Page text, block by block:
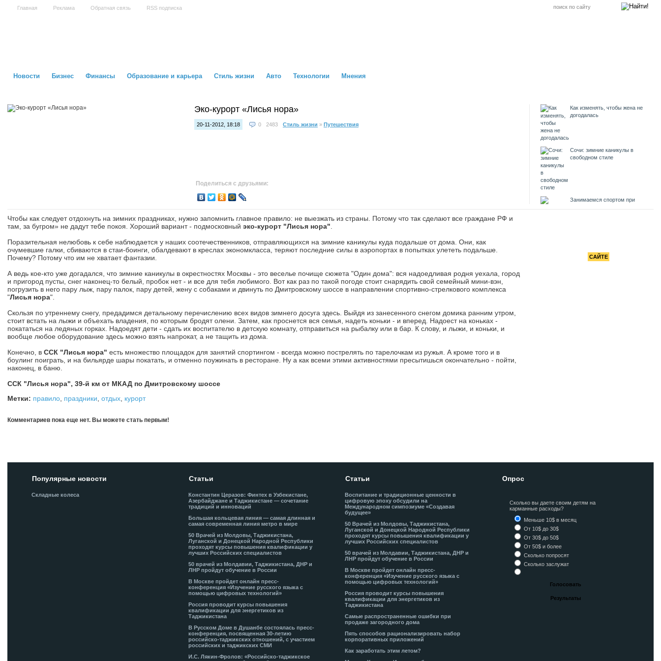
Главная Реклама Обратная связь RSS подписка
Новости Бизнес Финансы Образование и карьера Стиль жизни Авто Технологии Мнения
Эко-курорт «Лисья нора»
20-11-2012, 18:18 0 2483 Стиль жизни » Путешествия
Поделиться с друзьями:
Как изменять, чтобы жена не
догодалась
Сочи: зимние каникулы в
свободном стиле
Занимаемся спортом при
Чтобы как следует отдохнуть на зимних праздниках, нужно запомнить главное правило: не выезжать из страны. Потому что так сделают все граждане РФ и
там, за бугром» не дадут тебе покоя. Хороший вариант - подмосковный эко-курорт "Лисья нора"
Поразительная нелюбовь к себе наблюдается у наших соотечественников, отправляющихся на зимние каникулы куда подальше от дома. Они, как
очумевшие галки, сбиваются в стаи-боинги, обалдевают в креслах экономкласса, теряют последние силы в аэропортах в попытках улететь подальше.
Почему? Потому что им не хватает фантазии.
А ведь кое-кто уже догадался, что зимние каникулы в окрестностях Москвы - это веселье почище сюжета "Один дома": вся надоедливая родня уехала, город
и пригород пусты, снег наконец-то белый, пробок нет - и все для тебя любимого. Вот как раз по такой погоде стоит снарядить свой семейный мини-вэн,
погрузить в него пару лыж, пару палок, пару детей, жену с собаками и двинуть по Дмитровскому шоссе в направлении спортивно-стрелкового комплекса
"Лисья нора".
Скользя по утреннему снегу, предадимся детальному перечислению всех видов зимнего досуга здесь. Выйдя из занесенного снегом домика ранним утром,
стоит встать на лыжи и объехать владения, по которым бродят олени. Затем, как проснется вся семья, надеть коньки - и вперед. Надоест на коньках -
покататься на ледяных горках. Надоедят дети - сдать их воспитателю в детскую комнату, отправиться на рыбалку или в бар. К слову, и лыжи, и коньки, и
вообще любое оборудование здесь можно взять напрокат, а не тащить из дома.
Конечно, в ССК "Лисья нора" есть множество площадок для занятий спортингом - всегда можно пострелять по тарелочкам из ружья. А кроме того и в
боулинг поиграть, и на бильярде шары покатать, и отменно поужинать в ресторане. Ну а как всеми этими активностями пресытишься окончательно - пойти,
наконец, в баню.
ССК "Лисья нора", 39-й км от МКАД по Дмитровскому шоссе
Метки: правило, праздники, отдых, курорт
Комментариев пока еще нет. Вы можете стать первым!
САЙТЕ
Популярные новости
Складные колеса
Статьи
Константин Церазов: Финтех в Узбекистане,
Азербайджане и Таджикистане — сочетание
традиций и инноваций
Большая кольцевая линия — самая длинная и
самая современная линия метро в мире
50 Врачей из Молдовы, Таджикистана,
Луганской и Донецкой Народной Республики
проходят курсы повышения квалификации у
лучших Российских специалистов
50 врачей из Молдавии, Таджикистана, ДНР и
ЛНР пройдут обучение в России
В Москве пройдет онлайн пресс-
конференция «Изучение русского языка с
помощью цифровых технологий»
Россия проводит курсы повышения
квалификации для энергетиков из
Таджикистана
В Русском Доме в Душанбе состоялась пресс-
конференция, посвященная 30-летию
российско-таджикских отношений, с участием
российских и таджикских СМИ
И.С. Лякин-Фролов: «Российско-таджикское
Статьи
Воспитание и традиционные ценности в
цифровую эпоху обсудили на
Международном симпозиуме «Создавая
будущее»
50 Врачей из Молдовы, Таджикистана,
Луганской и Донецкой Народной Республики
проходят курсы повышения квалификации у
лучших Российских специалистов
50 врачей из Молдавии, Таджикистана, ДНР и
ЛНР пройдут обучение в России
В Москве пройдет онлайн пресс-
конференция «Изучение русского языка с
помощью цифровых технологий»
Россия проводит курсы повышения
квалификации для энергетиков из
Таджикистана
Самые распространенные ошибки при
продаже загородного дома
Пять способов рационализировать набор
корпоративных приложений
Как заработать этим летом?
Опрос
Сколько вы даете своим детям на
карманные расходы?
Меньше 10$ в месяц
От 10$ до 30$
От 30$ до 50$
От 50$ и более
Сколько попросят
Сколько заслужат